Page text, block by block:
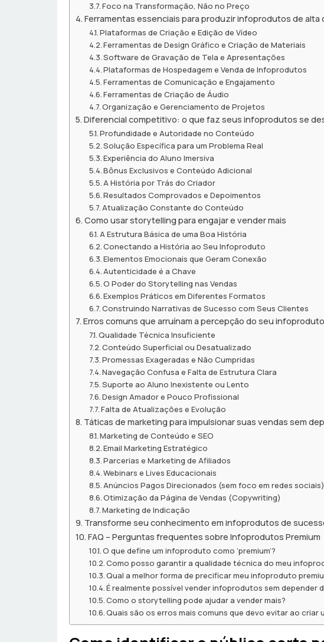
Foco na Transformação, Não no Preço
Ferramentas essenciais para produzir infoprodutos de alta
Plataformas de Criação e Edição de Vídeo
Ferramentas de Design Gráfico e Criação de Materiais
Software de Gravação de Tela e Apresentações
Plataformas de Hospedagem e Venda de Infoprodutos
Ferramentas de Comunicação e Engajamento
Ferramentas de Criação de Áudio
Organização e Gerenciamento de Projetos
Diferencial competitivo: o que faz seus infoprodutos se
Profundidade e Autoridade no Conteúdo
Solução Específica para um Problema Real
Experiência do Aluno Imersiva
Bônus Exclusivos e Conteúdo Adicional
A História por Trás do Criador
Resultados Comprovados e Depoimentos
Atualização Constante do Conteúdo
Como usar storytelling para engajar e vender mais
A Estrutura Básica de uma Boa História
Conectando a História ao Seu Infoproduto
Elementos Emocionais que Geram Conexão
Autenticidade é a Chave
O Poder do Storytelling nas Vendas
Exemplos Práticos em Diferentes Formatos
Construindo Narrativas de Sucesso com Seus Clientes
Erros comuns que arruínam a percepção do seu
Qualidade Técnica Insuficiente
Conteúdo Superficial ou Desatualizado
Promessas Exageradas e Não Cumpridas
Navegação Confusa e Falta de Estrutura Clara
Suporte ao Aluno Inexistente ou Lento
Design Amador e Pouco Profissional
Falta de Atualizações e Evolução
Táticas de marketing para impulsionar suas vendas sem
Marketing de Conteúdo e SEO
Email Marketing Estratégico
Parcerias e Marketing de Afiliados
Webinars e Lives Educacionais
Anúncios Pagos Direcionados (sem foco em redes sociais)
Otimização da Página de Vendas (Copywriting)
Marketing de Indicação
Transforme seu conhecimento em infoprodutos de
FAQ – Perguntas frequentes sobre Infoprodutos Premium
O que define um infoproduto como ‘premium’?
Como posso garantir a qualidade técnica do meu
Qual a melhor forma de precificar meu infoproduto
É realmente possível vender infoprodutos sem depender
Como o storytelling pode ajudar a vender mais?
Quais são os erros mais comuns que devo evitar ao criar